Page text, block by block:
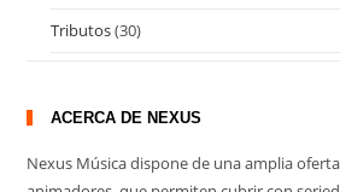
Tributos(30)
ACERCA DE NEXUS
Nexus Música dispone de una amplia